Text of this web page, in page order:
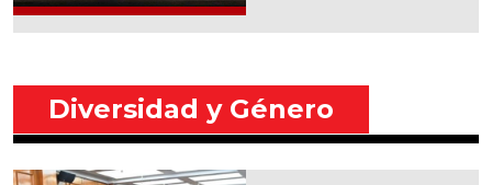
Diversidad y Género